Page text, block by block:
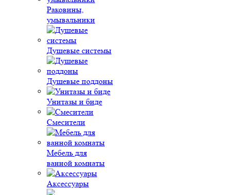
Раковины,
умывальники
Душевые системы
Душевые поддоны
Унитазы и биде
Смесители
Мебель для
ванной комнаты
Аксессуары